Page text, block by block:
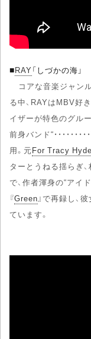
■RAY「しづかの海」
コアな音楽ジャン
る中、RAYはMBV好
イザーが特色のグル
前身バンド“・・・・・・・
用。元For Tracy Hyde
ターとうねる揺らぎ
で、作者渾身の“アイ
『Green』で再録し、
ています。